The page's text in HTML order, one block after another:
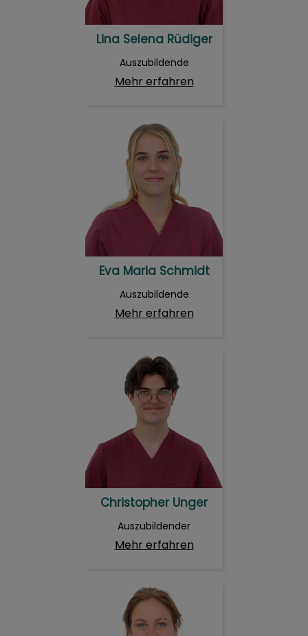
Lina Selena Rüdiger
Auszubildende
Mehr erfahren
Eva Maria Schmidt
Eva Maria Schmidt
Auszubildende
Mehr erfahren
Christopher Unger
Christopher Unger
Auszubildender
Mehr erfahren
Marlena Abraham